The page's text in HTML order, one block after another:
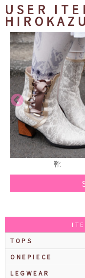
USER
HIROKAZU
靴
TOPS
ONEPIECE
LEGWEAR